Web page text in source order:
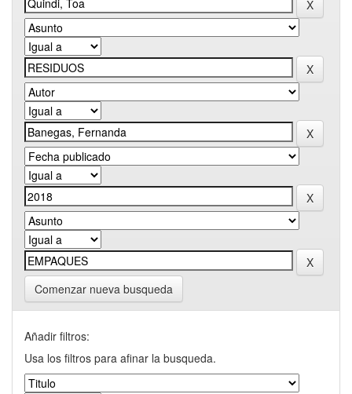
Comenzar nueva busqueda
Añadir filtros:
Usa los filtros para afinar la busqueda.